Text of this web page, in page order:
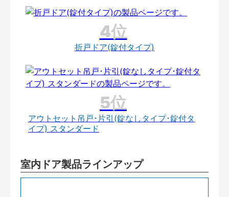
折戸ドア(錠付タイプ)
アウトセット吊戸･片引(錠なしタイプ･錠付タ
イプ) スタンダード
室内ドア製品ラインアップ